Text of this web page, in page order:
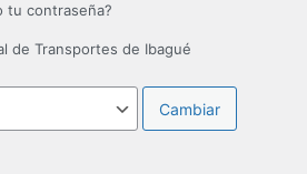
tu contraseña?
de Transportes de Ibagué